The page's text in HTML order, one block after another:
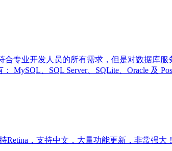
合专业开发人员的所有需求，但是对数据库
、SQL Server、SQLite、Oracle 及
Retina，支持中文，大量功能更新，非常强大！